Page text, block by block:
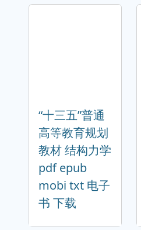
“十三五”普通
高等教育规划
教材 结构力学
pdf epub
mobi txt 电子
书 下载